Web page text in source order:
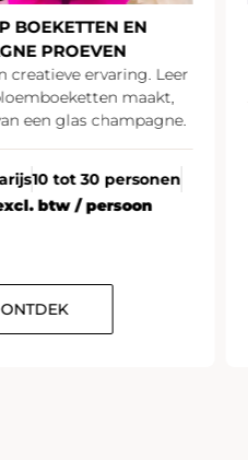
BOEKETTEN EN
PROEVEN
creatieve ervaring. Leer
maakt,
een glas champagne.
10 tot 30 personen
btw / persoon